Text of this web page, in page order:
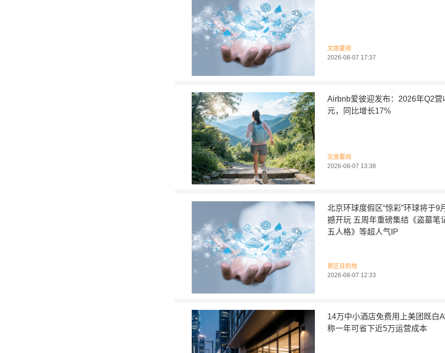
文旅要闻
2026-08-07 17:37
Airbnb爱彼迎发布：2026年Q2营
元，同比增长17%
文旅要闻
2026-08-07 13:38
北京环球度假区“惊彩”环球将于9
撼开玩 五周年重磅集结《盗墓笔
五人格》等超人气IP
景区目的地
2026-08-07 12:33
14万中小酒店免费用上美团既白
称一年可省下近5万运营成本